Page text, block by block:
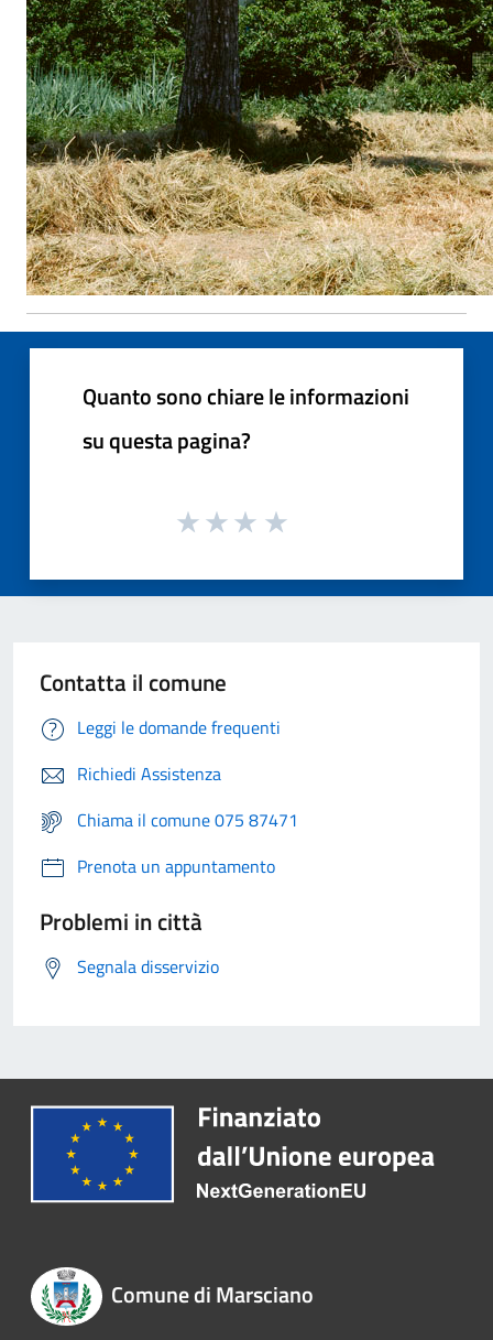
Quanto sono chiare le informazioni
su questa pagina?
Contatta il comune
Leggi le domande frequenti
Richiedi Assistenza
Chiama il comune 075 87471
Prenota un appuntamento
Problemi in città
Segnala disservizio
Comune di Marsciano